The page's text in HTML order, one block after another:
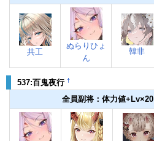
共工
ぬらりひょ
ん
韓非
537:百鬼夜行 †
全員副将：体力値